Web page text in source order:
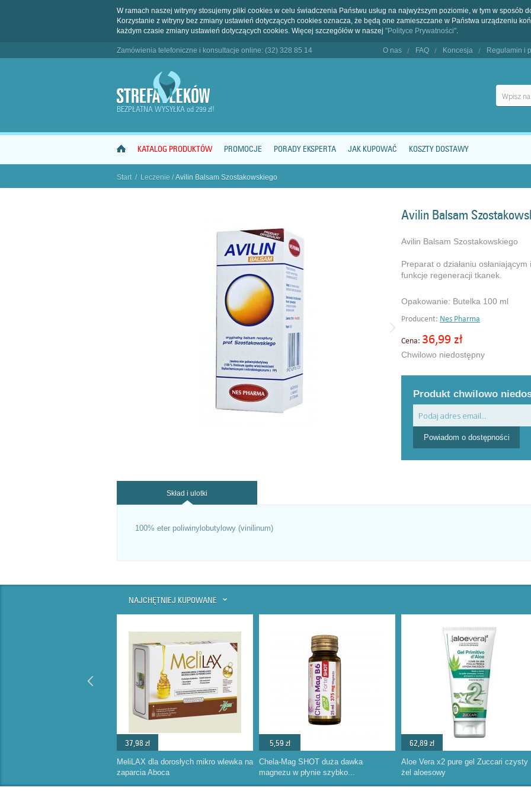
W ramach naszej witryny stosujemy pliki cookies w celu świadczenia Państwu usług na najwyższym poziomie, w tym w sposób
Korzystanie z witryny bez zmiany ustawień dotyczących cookies oznacza, że będą one zamieszczane w Państwa urządzeniu
każdym czasie zmiany ustawień dotyczących cookies. Więcej szczegółów w naszej "Polityce Prywatności".
Zamówienia telefoniczne i konsultacje online: (32) 328 85 14 O nas FAQ Koncesja Regulamin i
BEZPŁATNA WYSYŁKA od 299 zł!
KATALOG PRODUKTÓW PROMOCJE PORADY EKSPERTA JAK KUPOWAĆ KOSZTY DOSTAWY
Start / Leczenie / Avilin Balsam Szostakowskiego
"
Avilin Balsam
Avilin Balsam Szostakowskiego
Preparat o działaniu
funkcje regeneracji tkanek.
Opakowanie: Butelka 100 ml
Producent: Nes Pharma
Cena: 36,99 zł
Chwilowo niedostępny
Produkt chwilowo
Powiadom o dostępności
Skład i ulotki
100% eter poliwinylobutylowy (vinilinum)
NAJCHĘTNIEJ KUPOWANE
37,98 zł
MeliLAX dla dorosłych mikro wlewka na
zaparcia Aboca
5,59 zł
Chela-Mag SHOT duża dawka
magnezu w płynie szybko...
62,89 zł
Aloe Vera x2 pure gel Zuccari czysty
żel aloesowy